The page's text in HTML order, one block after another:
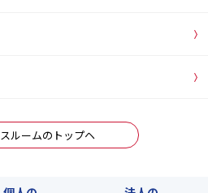
ルームのトップヘ